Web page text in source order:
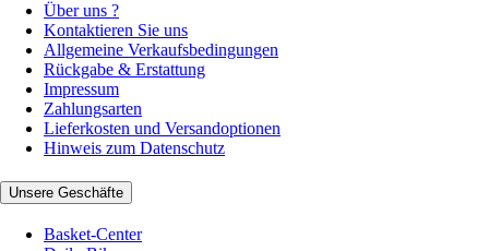
Über uns ?
Kontaktieren Sie uns
Allgemeine Verkaufsbedingungen
Rückgabe & Erstattung
Impressum
Zahlungsarten
Lieferkosten und Versandoptionen
Hinweis zum Datenschutz
Unsere Geschäfte
Basket-Center